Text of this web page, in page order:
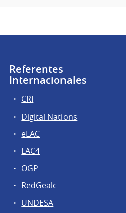
Referentes
Internacionales
CRI
Digital Nations
eLAC
LAC4
OGP
RedGealc
UNDESA